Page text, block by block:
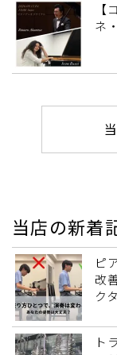
ネ
当店の新着
ピ
改
ク
ト